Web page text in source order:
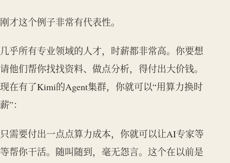
刚才这个例子非常有代表性。
几乎所有专业领域的人才，时薪都非常高。你要想
请他们帮你找找资料、做点分析，得付出大价钱。
现在有了Kimi的Agent集群，你就可以“用算力换时
薪”：
只需要付出一点点算力成本，你就可以让AI专家等
等帮你干活。随叫随到，毫无怨言。这个在以前是